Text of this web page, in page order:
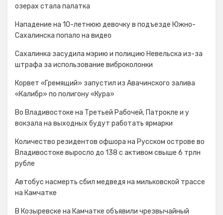
озерах стала палатка
Нападение на 10-летнюю девочку в подъезде Южно-
Сахалинска попало на видео
Сахалинка засудила мэрию и полицию Невельска из-за
штрафа за использование виброколонки
Корвет «Гремящий» запустил из Авачинского залива
«Калибр» по полигону «Кура»
Во Владивостоке на Третьей Рабочей, Патрокле и у
вокзала на выходных будут работать ярмарки
Количество резидентов офшора на Русском острове во
Владивостоке выросло до 138 с активом свыше 6 трлн
рубле
Автобус насмерть сбил медведя на мильковской трассе
на Камчатке
В Козыревске на Камчатке объявили чрезвычайный